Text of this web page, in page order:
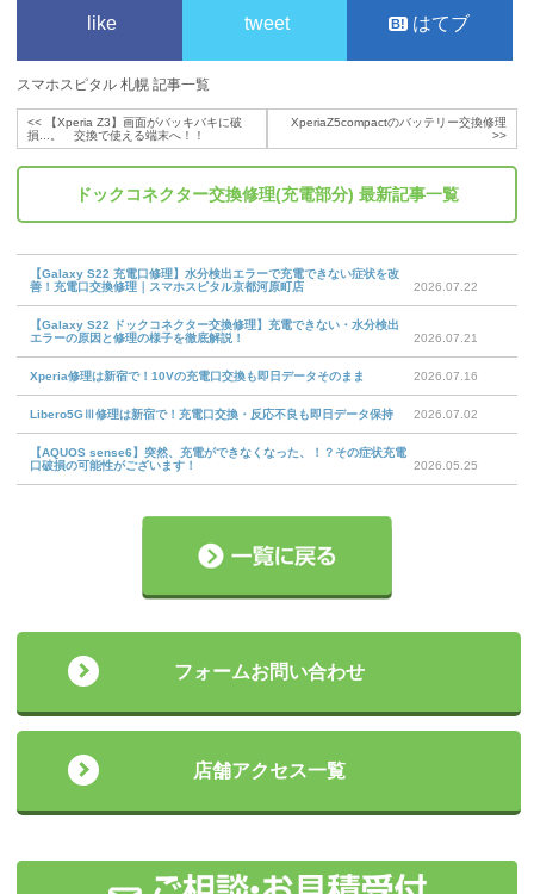
like tweet はてブ
スマホスピタル 札幌 記事一覧
<<
【Xperia Z3】画面がバッキバキに破
損...。 交換で使える端末へ！！
XperiaZ5compactのバッテリー交換修理
>>
ドックコネクター交換修理(充電部分) 最新記事一覧
【Galaxy S22 充電口修理】水分検出エラーで充電できない症状を改
善！充電口交換修理｜スマホスピタル京都河原町店
2026.07.22
【Galaxy S22 ドックコネクター交換修理】充電できない・水分検出
エラーの原因と修理の様子を徹底解説！
2026.07.21
Xperia修理は新宿で！10Vの充電口交換も即日データそのまま 2026.07.16
Libero5GⅢ修理は新宿で！充電口交換・反応不良も即日データ保持 2026.07.02
【AQUOS sense6】突然、充電ができなくなった、！？その症状充電
口破損の可能性がございます！
2026.05.25
フォームお問い合わせ
店舗アクセス一覧